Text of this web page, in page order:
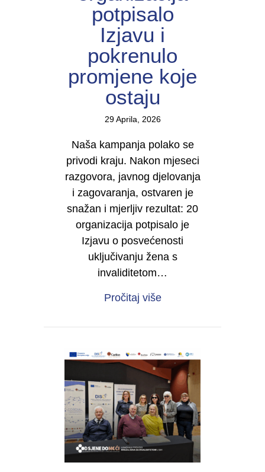
potpisalo
Izjavu i
pokrenulo
promjene koje
ostaju
29 Aprila, 2026
Naša kampanja polako se
privodi kraju. Nakon mjeseci
razgovora, javnog djelovanja
i zagovaranja, ostvaren je
snažan i mjerljiv rezultat: 20
organizacija potpisalo je
Izjavu o posvećenosti
uključivanju žena s
invaliditetom…
Pročitaj višeabout Od sjene do